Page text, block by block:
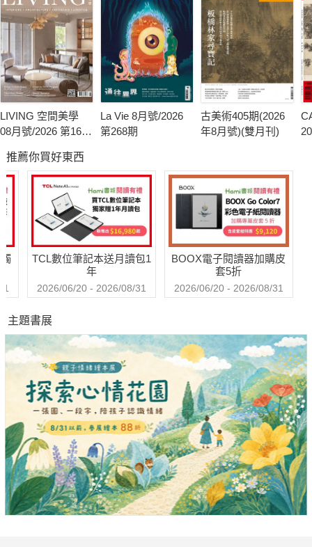
實例
室內空間的心理學家
屋主常常會覺得不被設計師所了解，就是因為感覺空間設計
是偏重於理性的工程執行。透過仔細觀察屋主行為與語言，就像
發展出室內設計心理學，更快速地解讀了屋主的心理與生理設計
的需求。
通用設計的實踐家
我們對空間認知不只限於眼睛所看到的，而是存在於其中所
感受到的溫度與情感。設計師必須為屋主解答「心理格局」，包
括空間與空間的連續、人與空間的接觸、人與人之間的連結，導
向生活正向愉快。
「要發現空間優點，而非遮掩缺點。」解決空間問題不能只
憑經驗或套公式，就像是服裝設計師一般，透過仔細觀察找出體
態優缺點後，才能更進一步來做全面的氣質改造，正面創意做好
設計。
動線與格局的救援者
人人都想住得好、住得舒適，在坪效與圓滿生活應有的真、
善、美之間，是每位設計師都必須嚴謹以對的課題，以及精彩示
範生活中各種隨心所欲的體貼機能與樂趣！
光與景的鑑定師
透過本身深刻的藝術底蘊，將柴米油鹽的瑣碎庶務加以整
LIVING 空間美學
08月號/2026 第165
La Vie 8月號/2026
第268期
古美術405期(2026
年8月號)(雙月刊)
推薦你買好東西
TCL數位筆記本送月讀包1
年
2026/06/20 - 2026/08/31
BOOX電子閱讀器加購皮
套5折
2026/06/20 - 2026/08/31
主題書展